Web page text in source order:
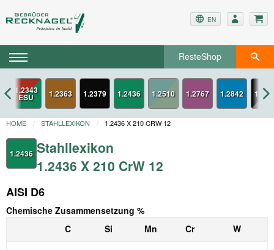
EN
ResteShop
1.2343
ESU 1.2363 1.2379 1.2436 1.2767 1.2842
HOME STAHLLEXIKON 1.2436 X 210 CRW 12
1.2436 Stahllexikon
1.2436 X 210 CrW 12
AISI D6
Chemische Zusammensetzung %
C
Si Mn Cr
W